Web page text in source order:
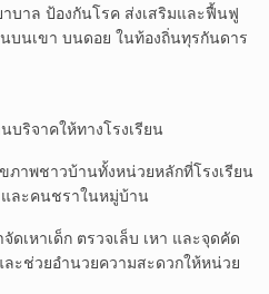
าบาล ป้องกันโรค ส่งเสริมและฟื้นฟู
นเขา บนดอย ในท้องถิ่นทุรกันดาร
ริจาคให้ทางโรงเรียน
ภาพชาวบ้าน​ทั้งหน่วยหลักที่โรงเรียน​
และคนชราในหมู่บ้าน​
เหาเด็ก ตรวจเล็บ เหา และจุดคัด
ะช่วยอำนวยความสะดวก​ให้หน่วย